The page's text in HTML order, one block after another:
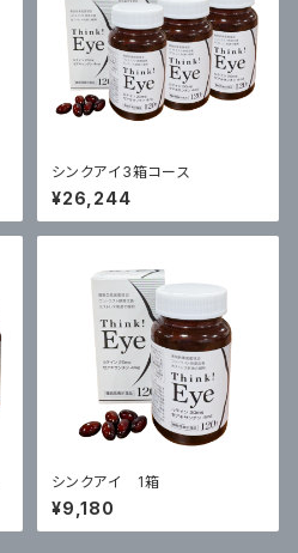
シンクアイ3箱コース
¥26,244
シンクアイ 1箱
¥9,180